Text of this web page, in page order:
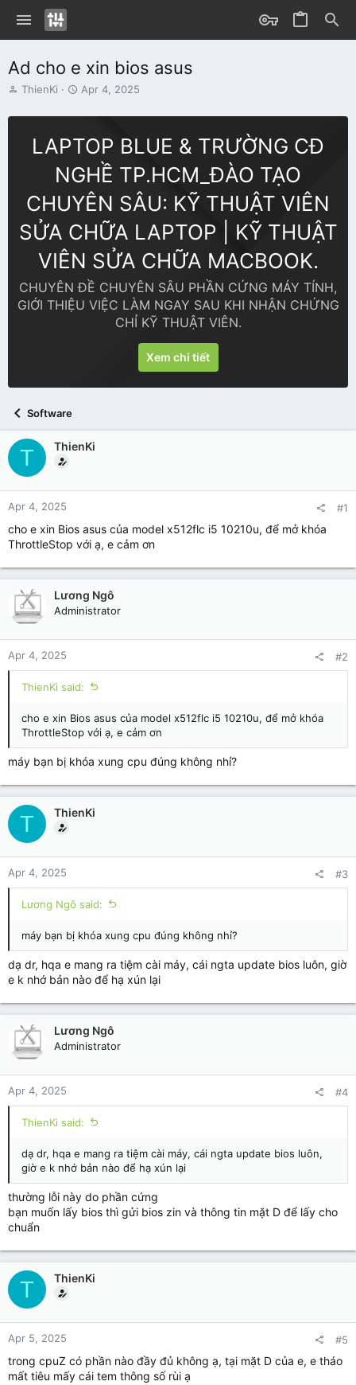
Ad cho e xin bios asus
T
r
t
ThienKi
S
a
a
e
Apr 4, 2025
LAPTOP BLUE & TRƯỜNG CĐ
NGHỀ TP.HCM_ĐÀO TẠO
CHUYÊN SÂU: KỸ THUẬT VIÊN
SỬA CHỮA LAPTOP | KỸ THUẬT
VIÊN SỬA CHỮA MACBOOK.
CHUYÊN ĐỀ CHUYÊN SÂU PHẦN CỨNG MÁY TÍNH,
GIỚI THIỆU VIỆC LÀM NGAY SAU KHI NHẬN CHỨNG
CHỈ KỸ THUẬT VIÊN.
Xem chi tiết
Software
T ThienKi
Apr 4, 2025 #1
cho e xin Bios asus của model x512flc i5 10210u, để mở khóa
ThrottleStop với ạ, e cảm ơn
Lương Ngô
Administrator
Apr 4, 2025 #2
ThienKi said:
cho e xin Bios asus của model x512flc i5 10210u, để mở khóa
ThrottleStop với ạ, e cảm ơn
máy bạn bị khóa xung cpu đúng không nhỉ?
T ThienKi
Apr 4, 2025 #3
Lương Ngô said:
máy bạn bị khóa xung cpu đúng không nhỉ?
dạ dr, hqa e mang ra tiệm cài máy, cái ngta update bios luôn, giờ
e k nhớ bản nào để hạ xún lại
Lương Ngô
Administrator
Apr 4, 2025 #4
ThienKi said:
dạ dr, hqa e mang ra tiệm cài máy, cái ngta update bios luôn,
giờ e k nhớ bản nào để hạ xún lại
thường lỗi này do phần cứng
bạn muốn lấy bios thì gửi bios zin và thông tin mặt D để lấy cho
chuẩn
T ThienKi
Apr 5, 2025 #5
trong cpuZ có phần nào đầy đủ không ạ, tại mặt D của e, e tháo
mất tiêu mấy cái tem thông số rùi ạ